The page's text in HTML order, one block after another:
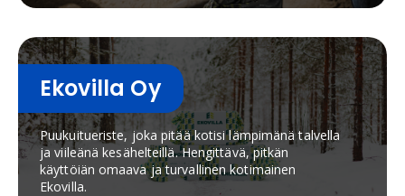
Ekovilla Oy
Puukuitueriste, joka pitää kotisi lämpimänä talvella
ja viileänä kesähelteillä. Hengittävä, pitkän
käyttöiän omaava ja turvallinen kotimainen
Ekovilla.